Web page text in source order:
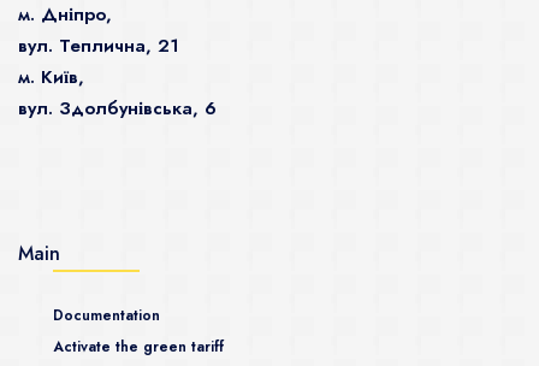
м. Дніпро,
вул. Теплична, 21
м. Київ,
вул. Здолбунівська, 6
Main
Documentation
Activate the green tariff